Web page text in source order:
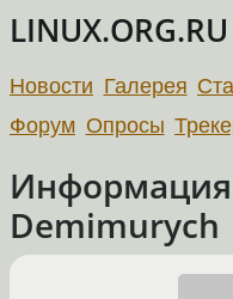
LINUX.ORG.RU
Новости Галерея
Форум Опросы
Информация
Demimurych